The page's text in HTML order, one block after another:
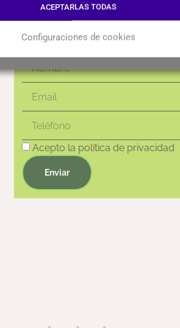
ACEPTARLAS TODAS
Configuraciones de cookies
Acepto la política de privacidad
Enviar